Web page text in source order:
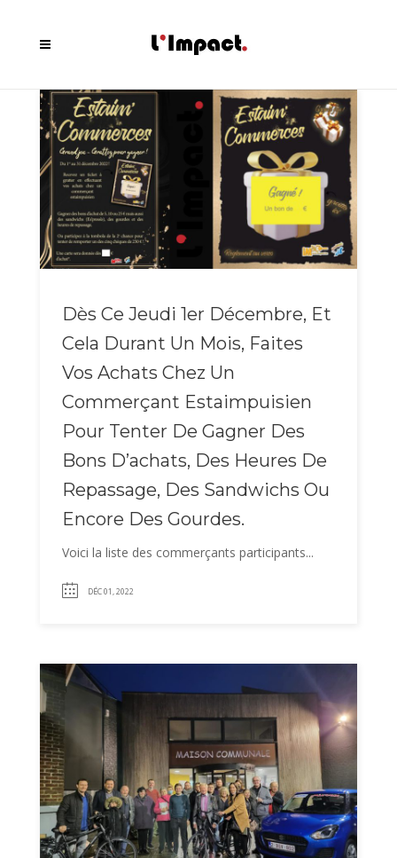
Dès Ce Jeudi 1er Décembre, Et
Cela Durant Un Mois, Faites
Vos Achats Chez Un
Commerçant Estaimpuisien
Pour Tenter De Gagner Des
Bons D’achats, Des Heures De
Repassage, Des Sandwichs Ou
Encore Des Gourdes.
Voici la liste des commerçants participants...
DÉC 01, 2022